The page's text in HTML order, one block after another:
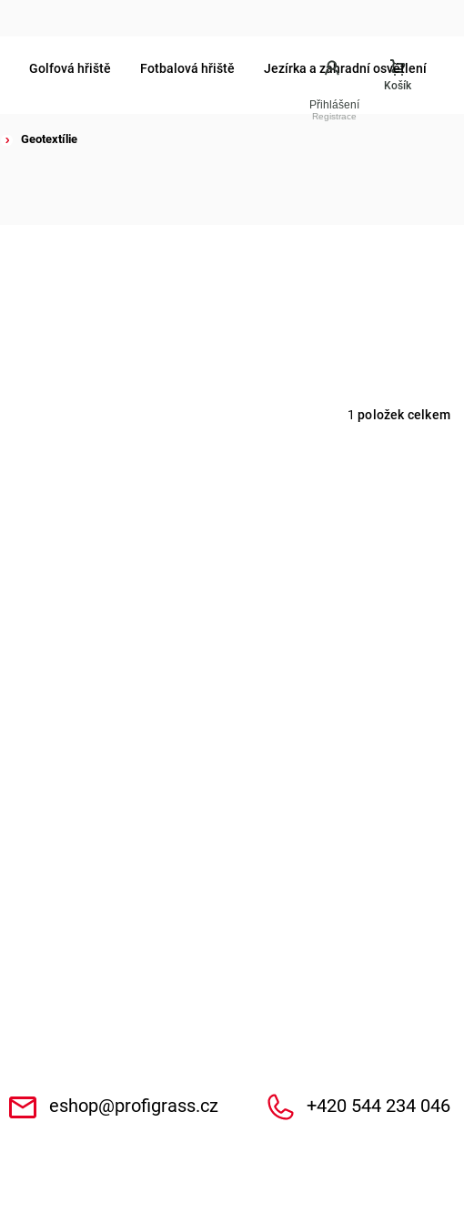
Přihlášení
Golfová hřiště Fotbalová hřiště Jezírka a zahradní osvětlení
Geotextílie
1 položek celkem
eshop@profigrass.cz +420 544 234 046